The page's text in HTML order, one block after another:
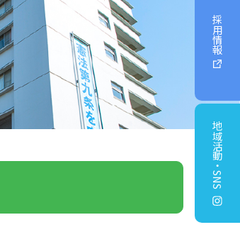
採用情報
地域活動・SNS